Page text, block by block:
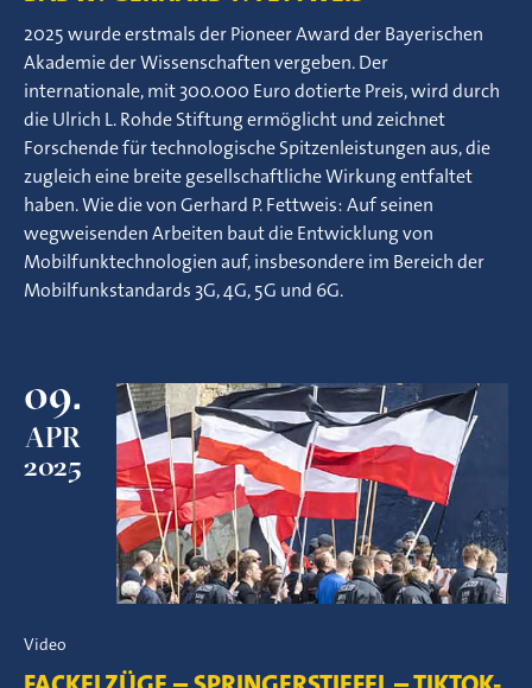
2025 wurde erstmals der Pioneer Award der Bayerischen
Akademie der Wissenschaften vergeben. Der
internationale, mit 300.000 Euro dotierte Preis, wird durch
die Ulrich L. Rohde Stiftung ermöglicht und zeichnet
Forschende für technologische Spitzenleistungen aus, die
zugleich eine breite gesellschaftliche Wirkung entfaltet
haben. Wie die von Gerhard P. Fettweis: Auf seinen
wegweisenden Arbeiten baut die Entwicklung von
Mobilfunktechnologien auf, insbesondere im Bereich der
Mobilfunkstandards 3G, 4G, 5G und 6G.
09.
APR
2025
Video